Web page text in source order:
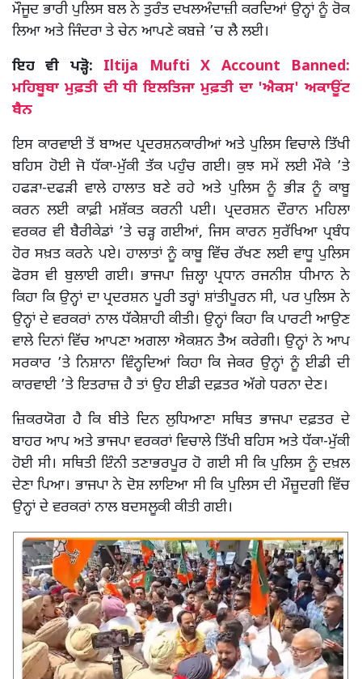
ਮੌਜੂਦ ਭਾਰੀ ਪੁਲਿਸ ਬਲ ਨੇ ਤੁਰੰਤ ਦਖਲਅੰਦਾਜ਼ੀ ਕਰਦਿਆਂ ਉਨ੍ਹਾਂ ਨੂੰ ਰੋਕ
ਲਿਆ ਅਤੇ ਜਿੰਦਰਾ ਤੇ ਚੇਨ ਆਪਣੇ ਕਬਜ਼ੇ ’ਚ ਲੈ ਲਈ।
ਇਹ ਵੀ ਪੜ੍ਹੋ: Iltija Mufti X Account Banned:
ਮਹਿਬੂਬਾ ਮੁਫ਼ਤੀ ਦੀ ਧੀ ਇਲਤਿਜਾ ਮੁਫ਼ਤੀ ਦਾ 'ਐਕਸ' ਅਕਾਊਂਟ
ਬੈਨ
ਇਸ ਕਾਰਵਾਈ ਤੋਂ ਬਾਅਦ ਪ੍ਰਦਰਸ਼ਨਕਾਰੀਆਂ ਅਤੇ ਪੁਲਿਸ ਵਿਚਾਲੇ ਤਿੱਖੀ
ਬਹਿਸ ਹੋਈ ਜੋ ਧੱਕਾ-ਮੁੱਕੀ ਤੱਕ ਪਹੁੰਚ ਗਈ। ਕੁਝ ਸਮੇਂ ਲਈ ਮੌਕੇ ’ਤੇ
ਹਫੜਾ-ਦਫੜੀ ਵਾਲੇ ਹਾਲਾਤ ਬਣੇ ਰਹੇ ਅਤੇ ਪੁਲਿਸ ਨੂੰ ਭੀੜ ਨੂੰ ਕਾਬੂ
ਕਰਨ ਲਈ ਕਾਫ਼ੀ ਮਸ਼ੱਕਤ ਕਰਨੀ ਪਈ। ਪ੍ਰਦਰਸ਼ਨ ਦੌਰਾਨ ਮਹਿਲਾ
ਵਰਕਰ ਵੀ ਬੈਰੀਕੇਡਾਂ ’ਤੇ ਚੜ੍ਹ ਗਈਆਂ, ਜਿਸ ਕਾਰਨ ਸੁਰੱਖਿਆ ਪ੍ਰਬੰਧ
ਹੋਰ ਸਖ਼ਤ ਕਰਨੇ ਪਏ। ਹਾਲਾਤਾਂ ਨੂੰ ਕਾਬੂ ਵਿੱਚ ਰੱਖਣ ਲਈ ਵਾਧੂ ਪੁਲਿਸ
ਫੋਰਸ ਵੀ ਬੁਲਾਈ ਗਈ। ਭਾਜਪਾ ਜ਼ਿਲ੍ਹਾ ਪ੍ਰਧਾਨ ਰਜਨੀਸ਼ ਧੀਮਾਨ ਨੇ
ਕਿਹਾ ਕਿ ਉਨ੍ਹਾਂ ਦਾ ਪ੍ਰਦਰਸ਼ਨ ਪੂਰੀ ਤਰ੍ਹਾਂ ਸ਼ਾਂਤੀਪੂਰਨ ਸੀ, ਪਰ ਪੁਲਿਸ ਨੇ
ਉਨ੍ਹਾਂ ਦੇ ਵਰਕਰਾਂ ਨਾਲ ਧੱਕੇੇਸ਼ਾਹੀ ਕੀਤੀ। ਉਨ੍ਹਾਂ ਕਿਹਾ ਕਿ ਪਾਰਟੀ ਆਉਣ
ਵਾਲੇ ਦਿਨਾਂ ਵਿੱਚ ਆਪਣਾ ਅਗਲਾ ਐਕਸ਼ਨ ਤੈਅ ਕਰੇਗੀ। ਉਨ੍ਹਾਂ ਨੇ ਆਪ
ਸਰਕਾਰ ’ਤੇ ਨਿਸ਼ਾਨਾ ਵਿੰਨ੍ਹਦਿਆਂ ਕਿਹਾ ਕਿ ਜੇਕਰ ਉਨ੍ਹਾਂ ਨੂੰ ਈਡੀ ਦੀ
ਕਾਰਵਾਈ ’ਤੇ ਇਤਰਾਜ਼ ਹੈ ਤਾਂ ਉਹ ਈਡੀ ਦਫ਼ਤਰ ਅੱਗੇ ਧਰਨਾ ਦੇਣ।
ਜ਼ਿਕਰਯੋਗ ਹੈ ਕਿ ਬੀਤੇ ਦਿਨ ਲੁਧਿਆਣਾ ਸਥਿਤ ਭਾਜਪਾ ਦਫ਼ਤਰ ਦੇ
ਬਾਹਰ ਆਪ ਅਤੇ ਭਾਜਪਾ ਵਰਕਰਾਂ ਵਿਚਾਲੇ ਤਿੱਖੀ ਬਹਿਸ ਅਤੇ ਧੱਕਾ-ਮੁੱਕੀ
ਹੋਈ ਸੀ। ਸਥਿਤੀ ਇੰਨੀ ਤਣਾਭਰਪੂਰ ਹੋ ਗਈ ਸੀ ਕਿ ਪੁਲਿਸ ਨੂੰ ਦਖ਼ਲ
ਦੇਣਾ ਪਿਆ। ਭਾਜਪਾ ਨੇ ਦੋਸ਼ ਲਾਇਆ ਸੀ ਕਿ ਪੁਲਿਸ ਦੀ ਮੌਜ਼ੂਦਗੀ ਵਿੱਚ
ਉਨ੍ਹਾਂ ਦੇ ਵਰਕਰਾਂ ਨਾਲ ਬਦਸਲੂਕੀ ਕੀਤੀ ਗਈ।